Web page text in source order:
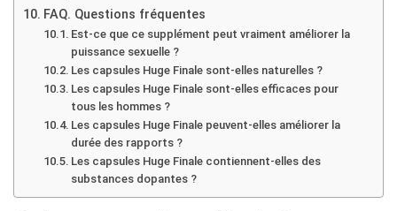
FAQ. Questions fréquentes
Est-ce que ce supplément peut vraiment améliorer la
puissance sexuelle ?
Les capsules Huge Finale sont-elles naturelles ?
Les capsules Huge Finale sont-elles efficaces pour
tous les hommes ?
Les capsules Huge Finale peuvent-elles améliorer la
durée des rapports ?
Les capsules Huge Finale contiennent-elles des
substances dopantes ?